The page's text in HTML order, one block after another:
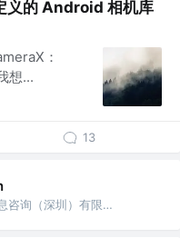
义的 Android 相机库
：
想...
13
高级Android开发 @乾立享信息咨询（深圳）有限公司